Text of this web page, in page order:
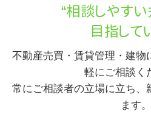
“相談しやす
目指して
不動産売買・賃貸管理・建物
軽にご相談く
常にご相談者の立場に立ち、
ます。